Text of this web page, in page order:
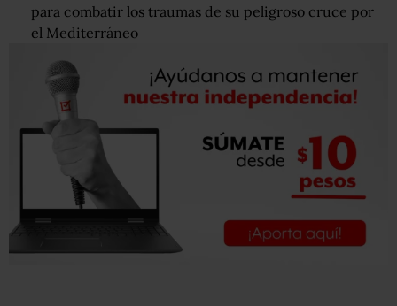
para combatir los traumas de su peligroso cruce por
el Mediterráneo